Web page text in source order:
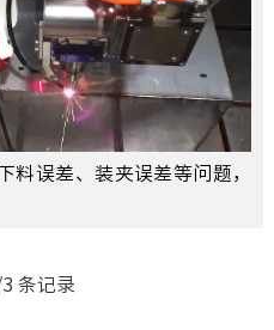
料误差、装夹误差等问题，
条记录